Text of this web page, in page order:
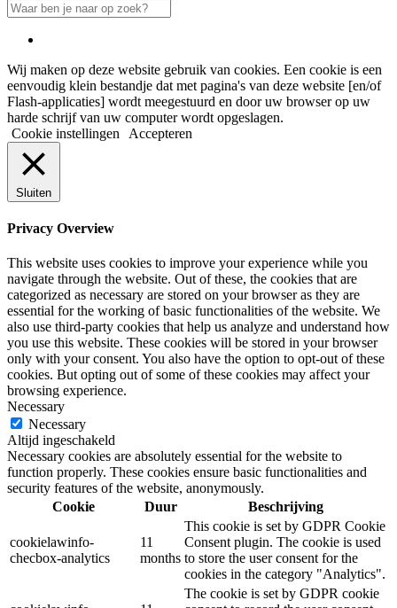
Wij maken op deze website gebruik van cookies. Een cookie is een
eenvoudig klein bestandje dat met pagina's van deze website [en/of
Flash-applicaties] wordt meegestuurd en door uw browser op uw
harde schrijf van uw computer wordt opgeslagen.
Cookie instellingen
Accepteren
Sluiten
Privacy Overview
This website uses cookies to improve your experience while you
navigate through the website. Out of these, the cookies that are
categorized as necessary are stored on your browser as they are
essential for the working of basic functionalities of the website. We
also use third-party cookies that help us analyze and understand how
you use this website. These cookies will be stored in your browser
only with your consent. You also have the option to opt-out of these
cookies. But opting out of some of these cookies may affect your
browsing experience.
Necessary
Necessary
Altijd ingeschakeld
Necessary cookies are absolutely essential for the website to
function properly. These cookies ensure basic functionalities and
security features of the website, anonymously.
Cookie
Duur Beschrijving
cookielawinfo-
checbox-analytics
11
months
This cookie is set by GDPR Cookie
Consent plugin. The cookie is used
to store the user consent for the
cookies in the category "Analytics".
The cookie is set by GDPR cookie